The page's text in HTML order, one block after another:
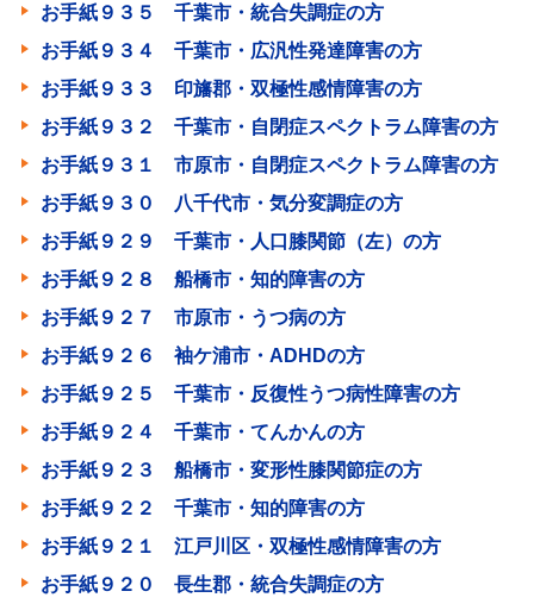
お手紙９３５ 千葉市・統合失調症の方
お手紙９３４ 千葉市・広汎性発達障害の方
お手紙９３３ 印旛郡・双極性感情障害の方
お手紙９３２ 千葉市・自閉症スペクトラム障害の方
お手紙９３１ 市原市・自閉症スペクトラム障害の方
お手紙９３０ 八千代市・気分変調症の方
お手紙９２９ 千葉市・人口膝関節（左）の方
お手紙９２８ 船橋市・知的障害の方
お手紙９２７ 市原市・うつ病の方
お手紙９２６ 袖ケ浦市・ADHDの方
お手紙９２５ 千葉市・反復性うつ病性障害の方
お手紙９２４ 千葉市・てんかんの方
お手紙９２３ 船橋市・変形性膝関節症の方
お手紙９２２ 千葉市・知的障害の方
お手紙９２１ 江戸川区・双極性感情障害の方
お手紙９２０ 長生郡・統合失調症の方